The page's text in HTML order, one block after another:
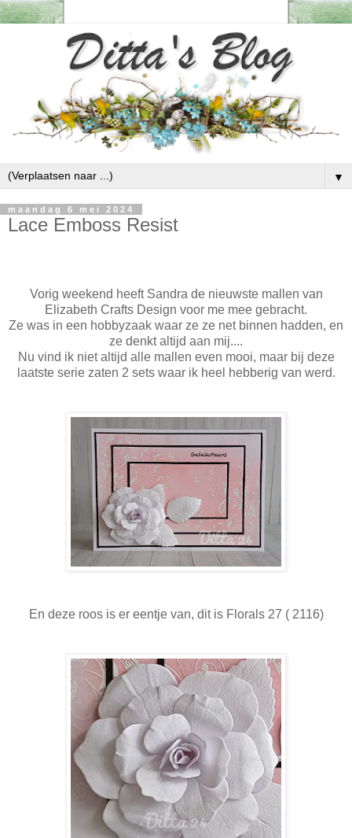
▼
maandag 6 mei 2024
Lace Emboss Resist
Vorig weekend heeft Sandra de nieuwste mallen van
Elizabeth Crafts Design voor me mee gebracht.
Ze was in een hobbyzaak waar ze ze net binnen hadden, en
ze denkt altijd aan mij....
Nu vind ik niet altijd alle mallen even mooi, maar bij deze
laatste serie zaten 2 sets waar ik heel hebberig van werd.
En deze roos is er eentje van, dit is Florals 27 ( 2116)